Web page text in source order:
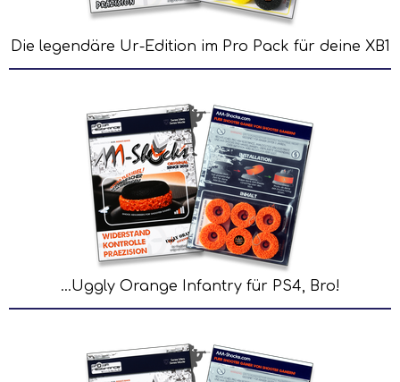
Die legendäre Ur-Edition im Pro Pack für deine XB1
...Uggly Orange Infantry für PS4, Bro!